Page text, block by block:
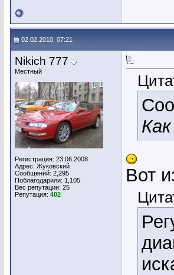
02.02.2010, 07:21
Nikich 777
Местный
Регистрация: 23.06.2008
Адрес: Жуковский
Сообщений: 2,295
Поблагодарили: 1,105
Вес репутации: 25
Репутация: 402
Вот